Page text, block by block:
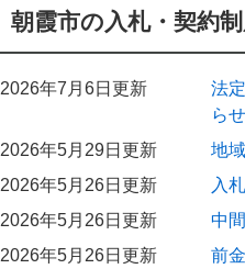
2022年11月9日更新
令和4年度優秀建設工事表彰
2021年10月22日更新
令和3年度優秀建設工事表彰
2020年11月5日更新
令和2年度優秀建設工事表彰式
2019年3月19日更新
労働環境把握のための調査の
朝霞市の入札・契約
2026年7月6日更新
法
らせ
2026年5月29日更新
地
2026年5月26日更新
入
2026年5月26日更新
中
2026年5月26日更新
前